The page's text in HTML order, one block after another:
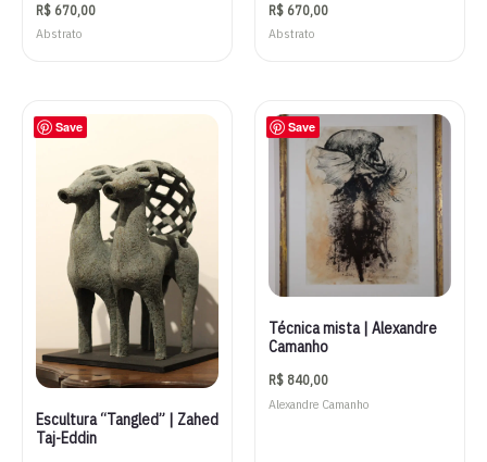
R$ 670,00
Abstrato
R$ 670,00
Abstrato
Save
Escultura “Tangled” | Zahed
Taj-Eddin
Save
Técnica mista | Alexandre
Camanho
R$ 840,00
Alexandre Camanho